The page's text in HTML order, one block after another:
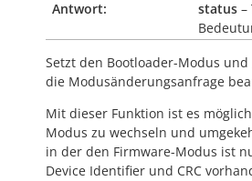
Antwort:
status –
Setzt den Bootloader-Modus
die Modusänderungsanfrage
Mit dieser Funktion ist es
Modus zu wechseln und
in der den Firmware-Modus ist
Device Identifier und CRC